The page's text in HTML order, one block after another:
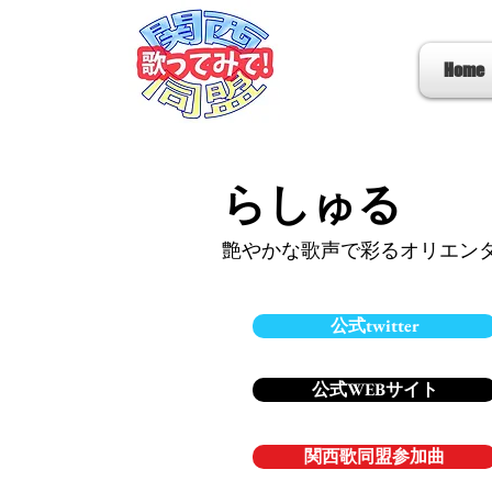
Home
らしゅる
艶やかな歌声で彩るオリエン
公式twitter
公式WEBサイト
関西歌同盟参加曲